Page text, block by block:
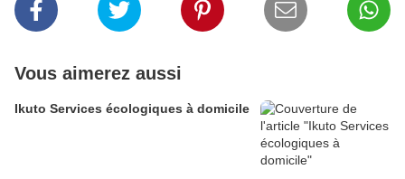
Vous aimerez aussi
Ikuto Services écologiques à domicile